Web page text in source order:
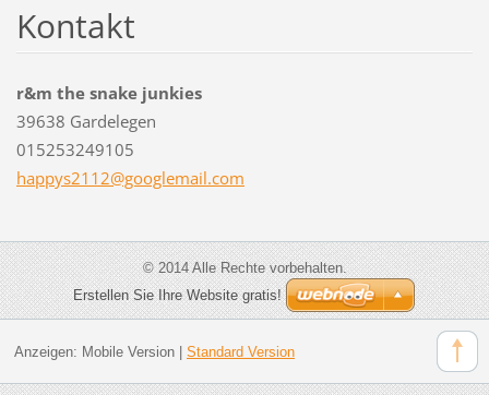
Kontakt
r&m the snake junkies
39638 Gardelegen
015253249105
happys21 12@googlemail.com
© 2014 Alle Rechte vorbehalten.
Erstellen Sie Ihre Website gratis!
Anzeigen: Mobile Version| Standard Version